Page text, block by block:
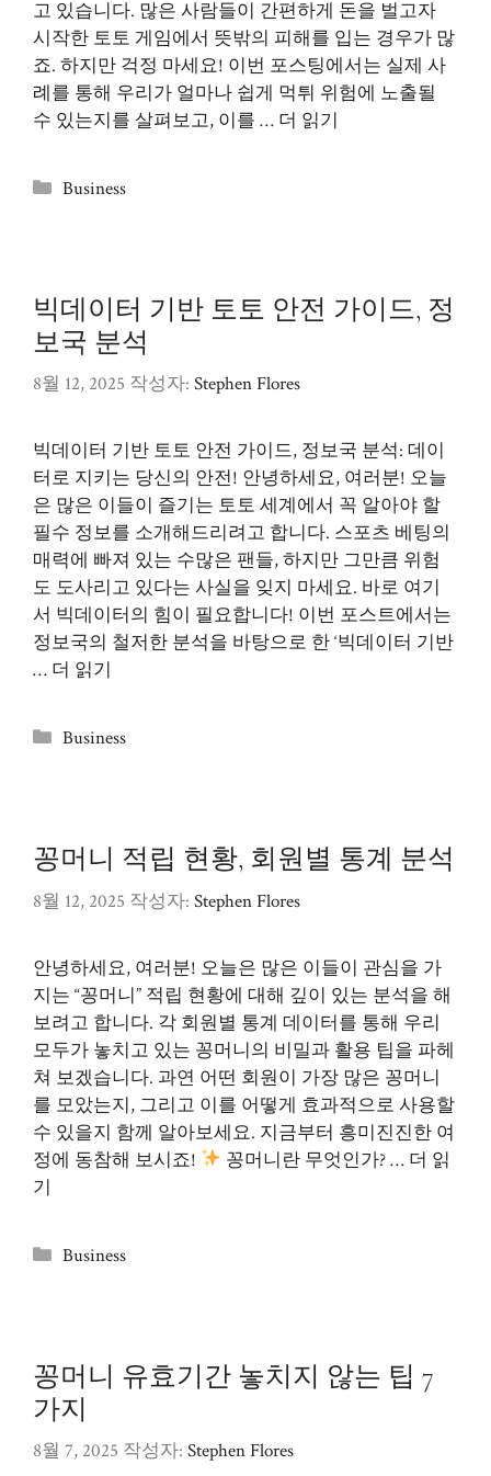
고 있습니다. 많은 사람들이 간편하게 돈을 벌고자
시작한 토토 게임에서 뜻밖의 피해를 입는 경우가 많
죠. 하지만 걱정 마세요! 이번 포스팅에서는 실제 사
례를 통해 우리가 얼마나 쉽게 먹튀 위험에 노출될
수 있는지를 살펴보고, 이를 … 더 읽기
카
Business
빅데이터 기반 토토 안전 가이드, 정
보국 분석
8월 12, 2025 작성자: Stephen Flores
빅데이터 기반 토토 안전 가이드, 정보국 분석: 데이
터로 지키는 당신의 안전! 안녕하세요, 여러분! 오늘
은 많은 이들이 즐기는 토토 세계에서 꼭 알아야 할
필수 정보를 소개해드리려고 합니다. 스포츠 베팅의
매력에 빠져 있는 수많은 팬들, 하지만 그만큼 위험
도 도사리고 있다는 사실을 잊지 마세요. 바로 여기
서 빅데이터의 힘이 필요합니다! 이번 포스트에서는
정보국의 철저한 분석을 바탕으로 한 ‘빅데이터 기반
… 더 읽기
카
Business
꽁머니 적립 현황, 회원별 통계 분석
8월 12, 2025 작성자: Stephen Flores
안녕하세요, 여러분! 오늘은 많은 이들이 관심을 가
지는 “꽁머니” 적립 현황에 대해 깊이 있는 분석을 해
보려고 합니다. 각 회원별 통계 데이터를 통해 우리
모두가 놓치고 있는 꽁머니의 비밀과 활용 팁을 파헤
쳐 보겠습니다. 과연 어떤 회원이 가장 많은 꽁머니
를 모았는지, 그리고 이를 어떻게 효과적으로 사용할
수 있을지 함께 알아보세요. 지금부터 흥미진진한 여
정에 동참해 보시죠!
꽁머니란 무엇인가? … 더 읽
기
카
Business
꽁머니 유효기간 놓치지 않는 팁 7
가지
8월 7, 2025 작성자: Stephen Flores